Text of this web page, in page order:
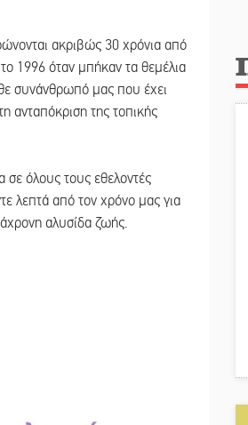
ακριβώς 30 χρόνια από
1996 όταν μπήκαν τα θεμέλια
συνάνθρωπό μας που έχει
ανταπόκριση της τοπικής
όλους τους εθελοντές
λεπτά από τον χρόνο μας για
αλυσίδα ζωής.